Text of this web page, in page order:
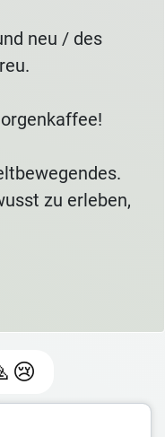
neu / des
zu erleben,
😢